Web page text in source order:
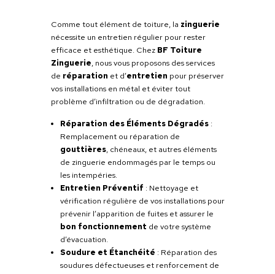
BF Toiture Zinguerie
NOS SERVICES
Chez BF Toiture Zinguerie
comprenons l’importance d’une
toitureefficace pour assurer votre
tout au long de l’année et réduire vos
énergétiques. Nos spécialistes mettent
expertiseà votre disposition pour vous
des solutions d’isolation sur mesChez
Toiture Zinguerie, nous sommes fiers de
notre expertise en
zinguerie
indispensable pour assurer laprotection